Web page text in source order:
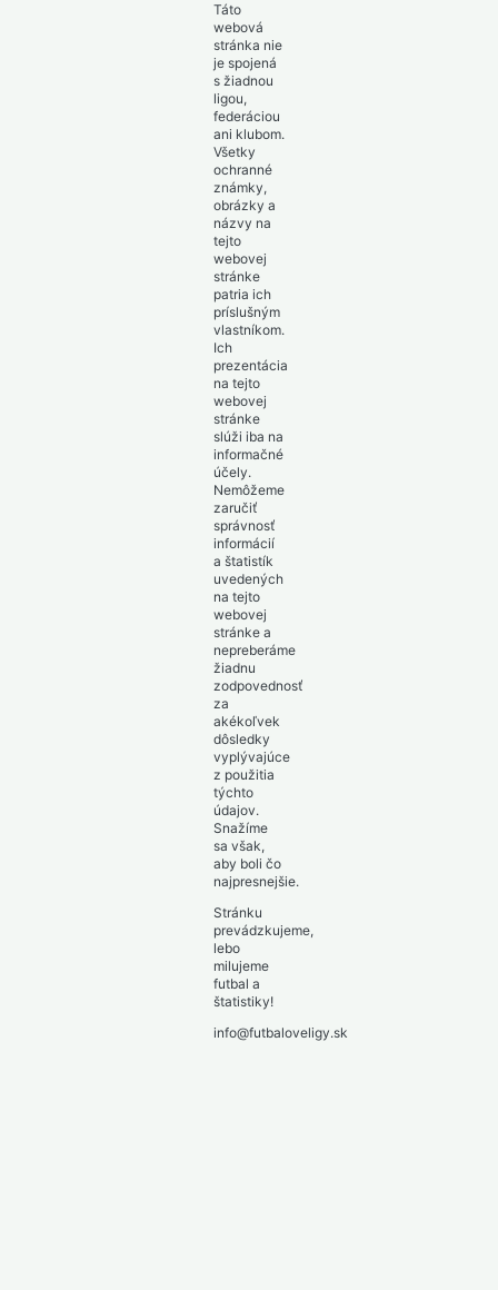
Táto
webová
stránka nie
je spojená
s žiadnou
ligou,
federáciou
ani klubom.
Všetky
ochranné
známky,
obrázky a
názvy na
tejto
webovej
stránke
patria ich
príslušným
vlastníkom.
Ich
prezentácia
na tejto
webovej
stránke
slúži iba na
informačné
účely.
Nemôžeme
zaručiť
správnosť
informácií
a štatistík
uvedených
na tejto
webovej
stránke a
nepreberáme
žiadnu
zodpovednosť
za
akékoľvek
dôsledky
vyplývajúce
z použitia
týchto
údajov.
Snažíme
sa však,
aby boli čo
najpresnejšie.
Stránku
prevádzkujeme,
lebo
milujeme
futbal a
štatistiky!
info@futbaloveligy.sk